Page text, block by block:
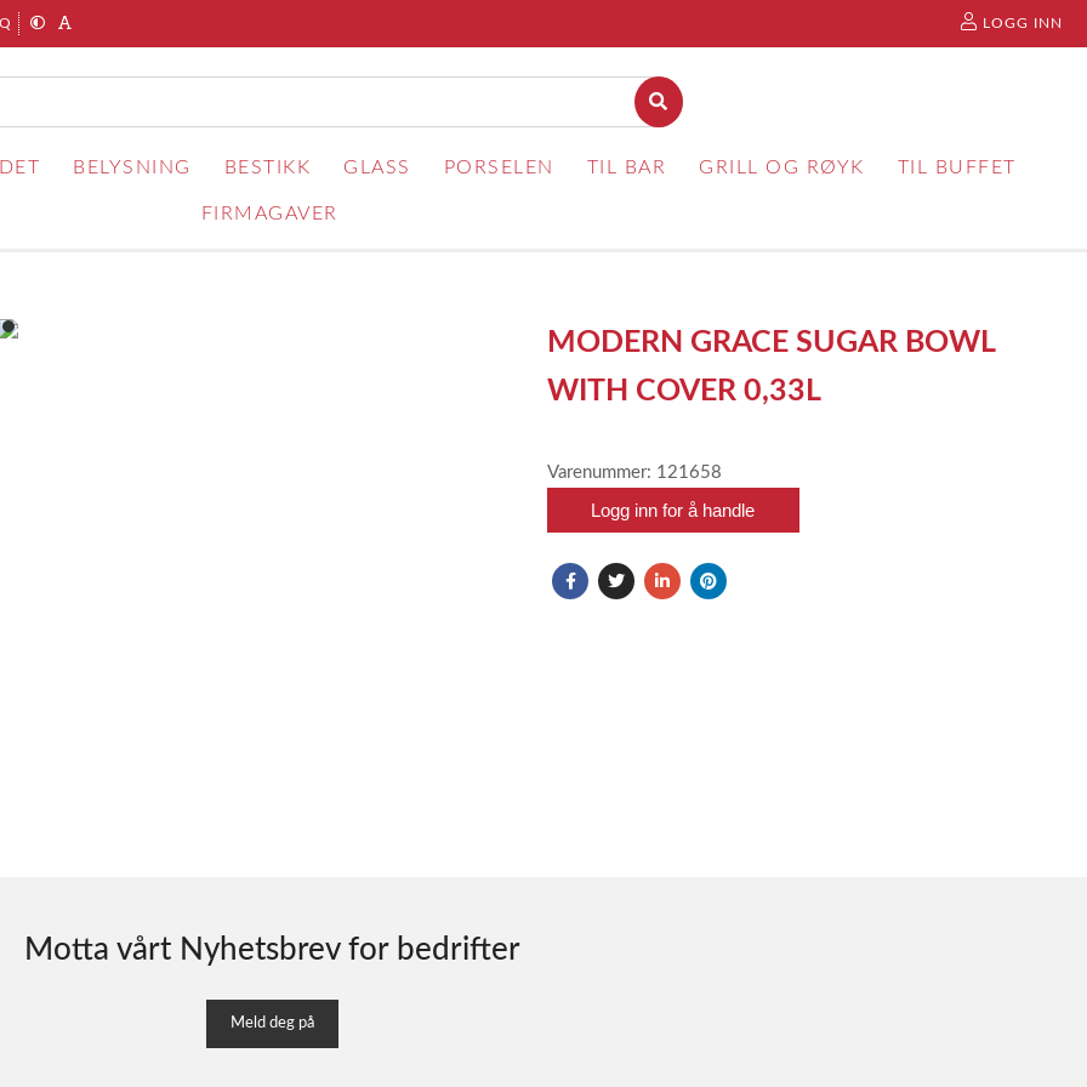
LOGG INN
BELYSNING BESTIKK GLASS PORSELEN TIL BAR GRILL OG RØYK TIL BUFFET
FIRMAGAVER
item
MODERN GRACE SUGAR BOWL
WITH COVER 0,33L
Varenummer: 121658
Logg inn for å handle
Motta vårt Nyhetsbrev for bedrifter
Meld deg på